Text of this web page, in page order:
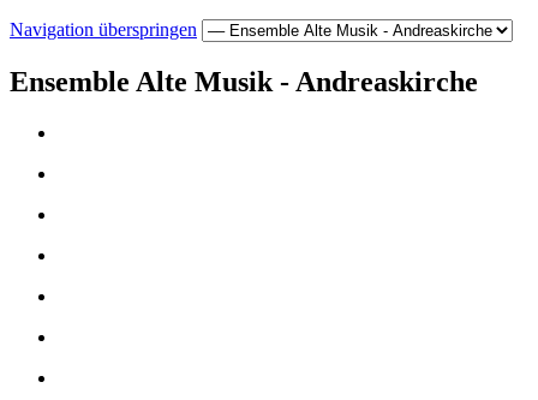
Navigation überspringen
Ensemble Alte Musik - Andreaskirche